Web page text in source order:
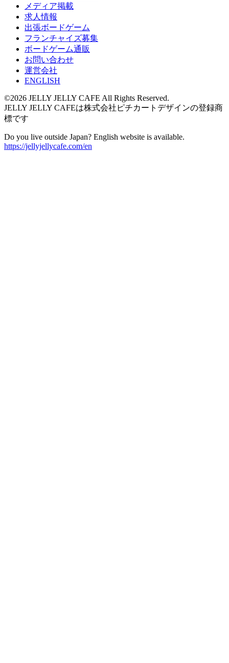
メディア掲載
求人情報
出張ボードゲーム
フランチャイズ募集
ボードゲーム通販
お問い合わせ
運営会社
ENGLISH
©2026 JELLY JELLY CAFE All Rights Reserved.
JELLY JELLY CAFEは株式会社ピチカートデザインの登録商
標です
Do you live outside Japan? English website is available.
https://jellyjellycafe.com/en